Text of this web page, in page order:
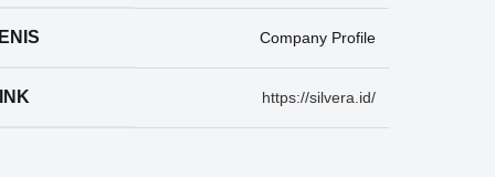
Company Profile
https://silvera.id/